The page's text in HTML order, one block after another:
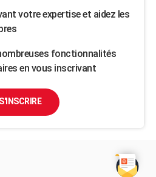
votre expertise et aidez les
fonctionnalités
en vous inscrivant
S'INSCRIRE